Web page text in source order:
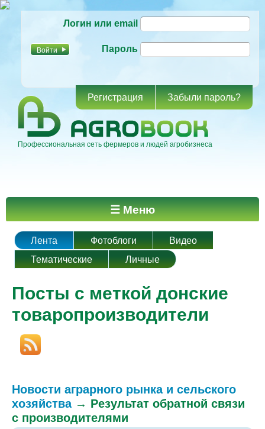
основному
Логин или email
Пароль
Регистрация Забыли пароль?
Профессиональная сеть фермеров и людей агробизнеса
Главное меню ☰ Меню
Лента Фотоблоги
Видео
Тематические
Личные
Посты с меткой донские
товаропроизводители
Новости аграрного рынка и сельского
хозяйства→ Результат обратной связи
с производителями